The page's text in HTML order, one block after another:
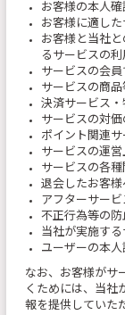
お客様の本人
お客様に適し
お客様と当社
るサービスの利
サービスの会
サービスの商
決済サービス
サービスの対
ポイント関連
サービスの運
サービスの各
退会したお客
アフターサー
不正行為等の
当社が実施す
ユーザーの本
なお、お客様がサ
くためには、当社
報を提供していた